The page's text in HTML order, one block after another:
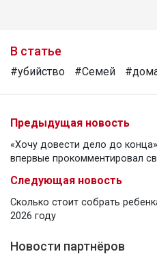
В статье
#убийство #Семей
Предыдущая новость
«Хочу довести дело до
впервые прокомментировал
Следующая новость
Сколько стоит собрать
2026 году